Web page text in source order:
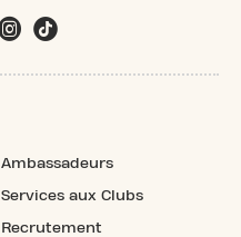
Ambassadeurs
Services aux Clubs
Recrutement